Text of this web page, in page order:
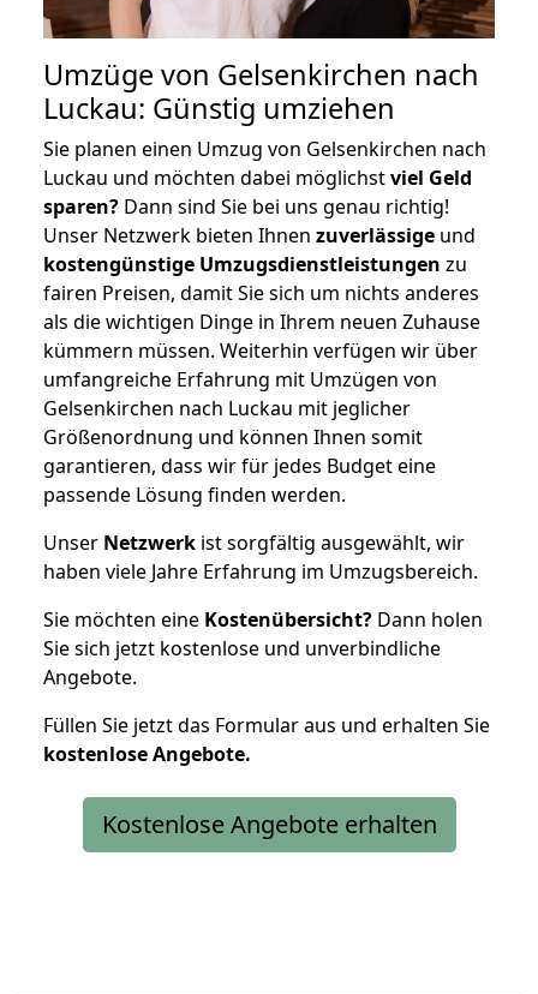
Umzüge von Gelsenkirchen nach
Luckau: Günstig umziehen
Sie planen einen Umzug von Gelsenkirchen nach
Luckau und möchten dabei möglichstviel Geld
sparen? Dann sind Sie bei uns genau richtig!
Unser Netzwerk bieten Ihnen zuverlässige und
kostengünstige Umzugsdienstleistungen zu
fairen Preisen, damit Sie sich um nichts anderes
als die wichtigen Dinge in Ihrem neuen Zuhause
kümmern müssen. Weiterhin verfügen wir über
umfangreiche Erfahrung mit Umzügen von
Gelsenkirchen nach Luckau mit jeglicher
Größenordnung und können Ihnen somit
garantieren, dass wir für jedes Budget eine
passende Lösung finden werden.
Unser Netzwerk ist sorgfältig ausgewählt, wir
haben viele Jahre Erfahrung im Umzugsbereich.
Sie möchten eine Kostenübersicht? Dann holen
Sie sich jetzt kostenlose und unverbindliche
Angebote.
Füllen Sie jetzt das Formular aus und erhalten Sie
kostenloseAngebote.
Kostenlose Angebote erhalten